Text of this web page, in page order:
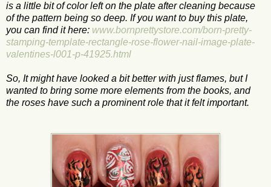
is a little bit of color left on the plate after cleaning because
of the pattern being so deep. If you want to buy this plate,
you can find it here: www.bornprettystore.com/born-pretty-
stamping-template-rectangle-rose-flower-nail-image-plate-
valentines-l001-p-41925.html
So, It might have looked a bit better with just flames, but I
wanted to bring some more elements from the books, and
the roses have such a prominent role that it felt important.